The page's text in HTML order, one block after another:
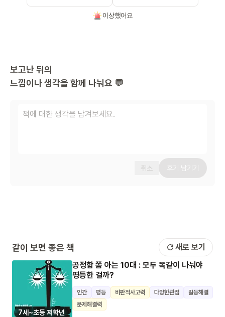
이상했어요
보고난 뒤의
느낌이나 생각을 함께 나눠요 💬
취소 후기 남기기
같이 보면 좋은 책 새로 보기
7세~초등 저학년
공정함 쫌 아는 10대 : 모두 똑같이 나눠야
평등한 걸까?
인간 평등 비판적사고력 다양한관점
갈등해결
문제해결력